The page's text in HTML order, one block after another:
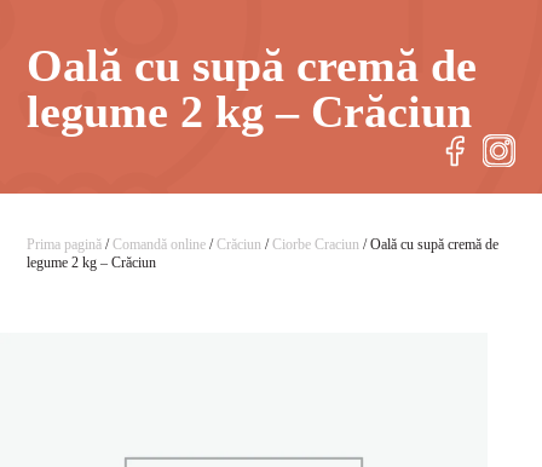
Oală cu supă cremă de
legume 2 kg – Crăciun
Prima pagină /Comandă online /Crăciun /Ciorbe Craciun / Oală cu supă cremă de
legume 2 kg – Crăciun